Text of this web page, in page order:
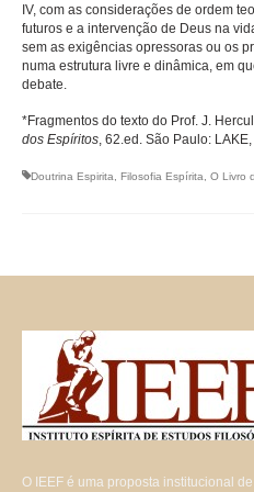
IV, com as considerações de ordem
futuros e a intervenção de Deus na
sem as exigências opressoras ou os
numa estrutura livre e dinâmica, em
debate.
*Fragmentos do texto do Prof. J.
dos Espíritos, 62.ed. São Paulo:
Doutrina Espirita Filosofia Espírita O Livro
O IEEF é uma proposta institucional